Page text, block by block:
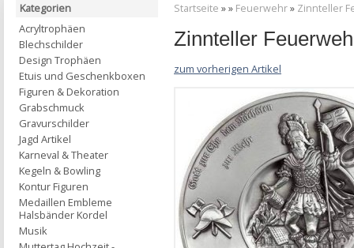
Startseite »» Feuerwehr» Zinnteller
Zinnteller
zum vorherigen Artikel
Kategorien
Acryltrophäen
Blechschilder
Design Trophäen
Etuis und Geschenkboxen
Figuren & Dekoration
Grabschmuck
Gravurschilder
Jagd Artikel
Karneval & Theater
Kegeln & Bowling
Kontur Figuren
Medaillen Embleme
Halsbänder Kordel
Musik